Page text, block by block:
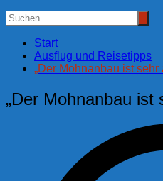
Start
Ausflug und Reisetipps
„Der Mohnanbau ist sehr
„Der Mohnanbau ist